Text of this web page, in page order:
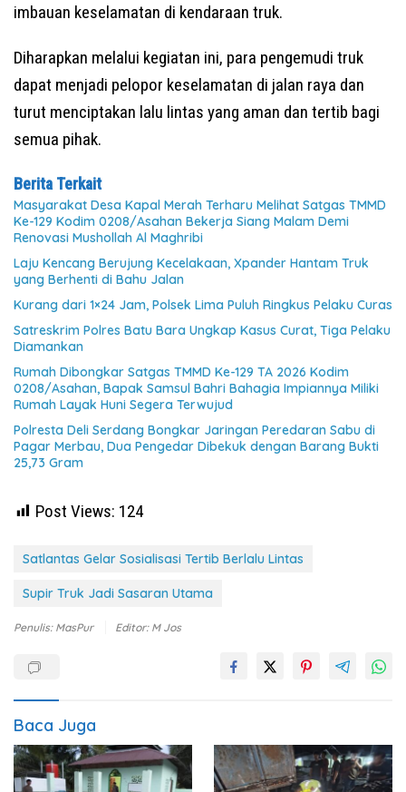
imbauan keselamatan di kendaraan truk.
Diharapkan melalui kegiatan ini, para pengemudi truk
dapat menjadi pelopor keselamatan di jalan raya dan
turut menciptakan lalu lintas yang aman dan tertib bagi
semua pihak.
Berita Terkait
Masyarakat Desa Kapal Merah Terharu Melihat Satgas TMMD
Ke-129 Kodim 0208/Asahan Bekerja Siang Malam Demi
Renovasi Mushollah Al Maghribi
Laju Kencang Berujung Kecelakaan, Xpander Hantam Truk
yang Berhenti di Bahu Jalan
Kurang dari 1×24 Jam, Polsek Lima Puluh Ringkus Pelaku Curas
Satreskrim Polres Batu Bara Ungkap Kasus Curat, Tiga Pelaku
Diamankan
Rumah Dibongkar Satgas TMMD Ke-129 TA 2026 Kodim
0208/Asahan, Bapak Samsul Bahri Bahagia Impiannya Miliki
Rumah Layak Huni Segera Terwujud
Polresta Deli Serdang Bongkar Jaringan Peredaran Sabu di
Pagar Merbau, Dua Pengedar Dibekuk dengan Barang Bukti
25,73 Gram
Post Views: 124
Satlantas Gelar Sosialisasi Tertib Berlalu Lintas
Supir Truk Jadi Sasaran Utama
Penulis: MasPur Editor: M Jos
Baca Juga